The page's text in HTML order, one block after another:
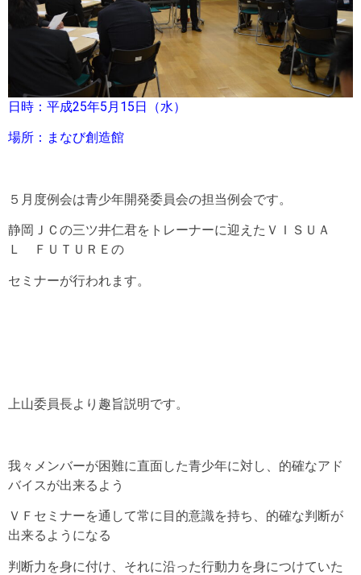
日時：平成25年5月15日（水）
場所：まなび創造館
５月度例会は青少年開発委員会の担当例会です。
静岡ＪＣの三ツ井仁君をトレーナーに迎えたＶＩＳＵＡ
Ｌ ＦＵＴＵＲＥの
セミナーが行われます。
上山委員長より趣旨説明です。
我々メンバーが困難に直面した青少年に対し、的確なアド
バイスが出来るよう
ＶＦセミナーを通して常に目的意識を持ち、的確な判断が
出来るようになる
判断力を身に付け、それに沿った行動力を身につけていた